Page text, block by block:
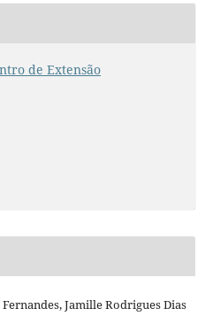
de Extensão
Jamille Rodrigues Dias